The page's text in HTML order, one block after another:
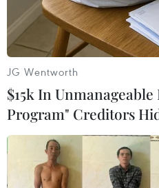
JG Wentworth
$15k In
Program" Creditors